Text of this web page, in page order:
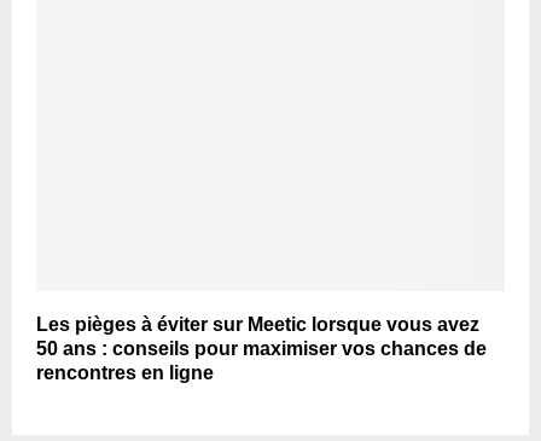
Les pièges à éviter sur Meetic lorsque vous avez
50 ans : conseils pour maximiser vos chances de
rencontres en ligne